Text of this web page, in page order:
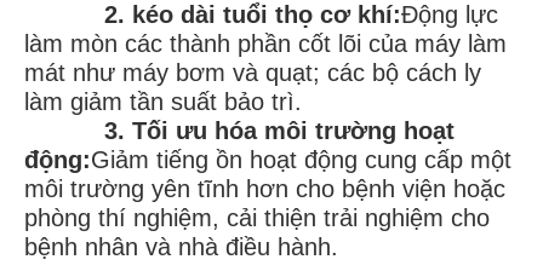
2. kéo dài tuổi thọ cơ khí:Động lực
làm mòn các thành phần cốt lõi của máy làm
mát như máy bơm và quạt; các bộ cách ly
làm giảm tần suất bảo trì.
3. Tối ưu hóa môi trường hoạt
động:Giảm tiếng ồn hoạt động cung cấp một
môi trường yên tĩnh hơn cho bệnh viện hoặc
phòng thí nghiệm, cải thiện trải nghiệm cho
bệnh nhân và nhà điều hành.